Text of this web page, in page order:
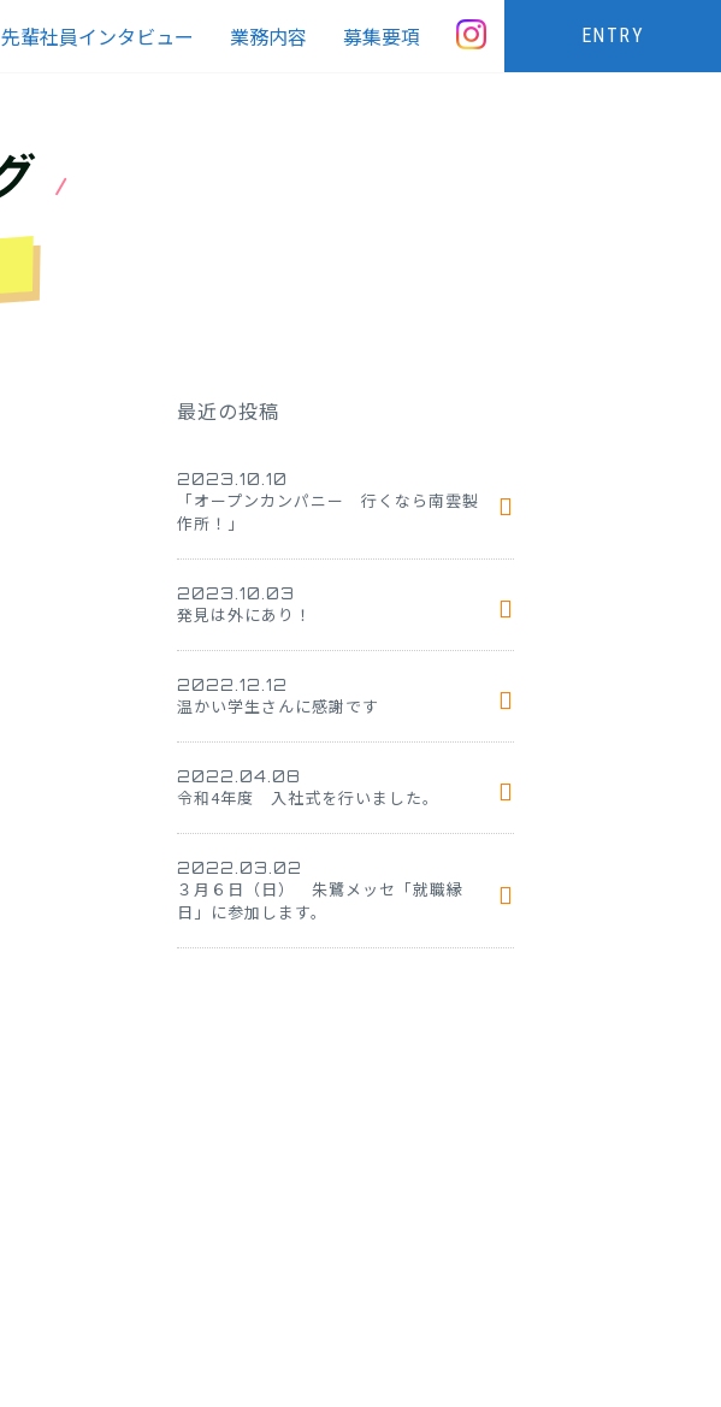
先輩社員インタビュー 業務内容 募集要項 ENTRY
最近の投稿
2023.10.10
「オープンカンパニー 行くなら南雲製
作所！」
2023.10.03
発見は外にあり！
2022.12.12
温かい学生さんに感謝です
2022.04.08
令和4年度 入社式を行いました。
2022.03.02
３月６日（日） 朱鷺メッセ「就職縁
日」に参加します。